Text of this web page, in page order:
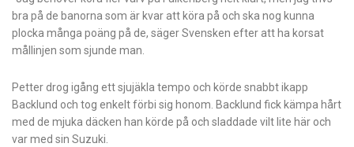
bra på de banorna som är kvar att köra på och ska nog kunna
plocka många poäng på de, säger Svensken efter att ha korsat
mållinjen som sjunde man.
Petter drog igång ett sjujäkla tempo och körde snabbt ikapp
Backlund och tog enkelt förbi sig honom. Backlund fick kämpa hårt
med de mjuka däcken han körde på och sladdade vilt lite här och
var med sin Suzuki.